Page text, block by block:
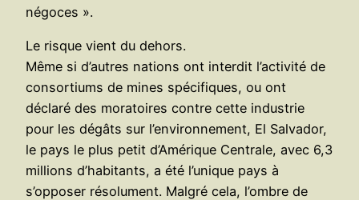
négoces ».
Le risque vient du dehors.
Même si d’autres nations ont interdit l’activité de
consortiums de mines spécifiques, ou ont
déclaré des moratoires contre cette industrie
pour les dégâts sur l’environnement, El Salvador,
le pays le plus petit d’Amérique Centrale, avec 6,3
millions d’habitants, a été l’unique pays à
s’opposer résolument. Malgré cela, l’ombre de